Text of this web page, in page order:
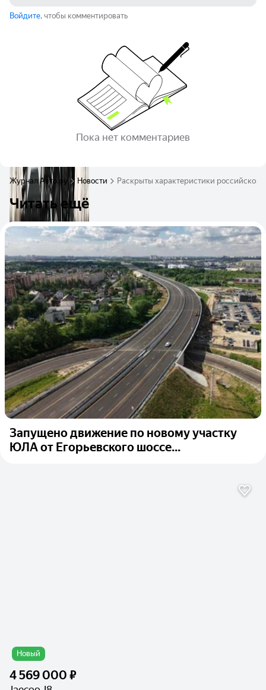
Войдите, чтобы комментировать
Пока нет комментариев
Журнал Авто.ру Новости Раскрыты характеристики
Читать ещё
Запущено движение по новому участку
ЮЛА от Егорьевского шоссе...
Новый
4 569 000 ₽